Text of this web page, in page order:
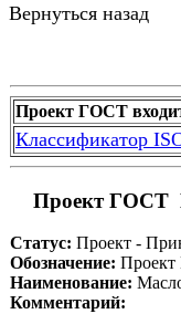
Вернуться назад
Проект ГОСТ
Классификатор
Проект ГОСТ
Статус: Проект -
Обозначение:
Наименование:
Комментарий: